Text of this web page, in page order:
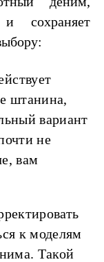
сохраняет
штанина,
вариант
не
вам
к моделям
Такой